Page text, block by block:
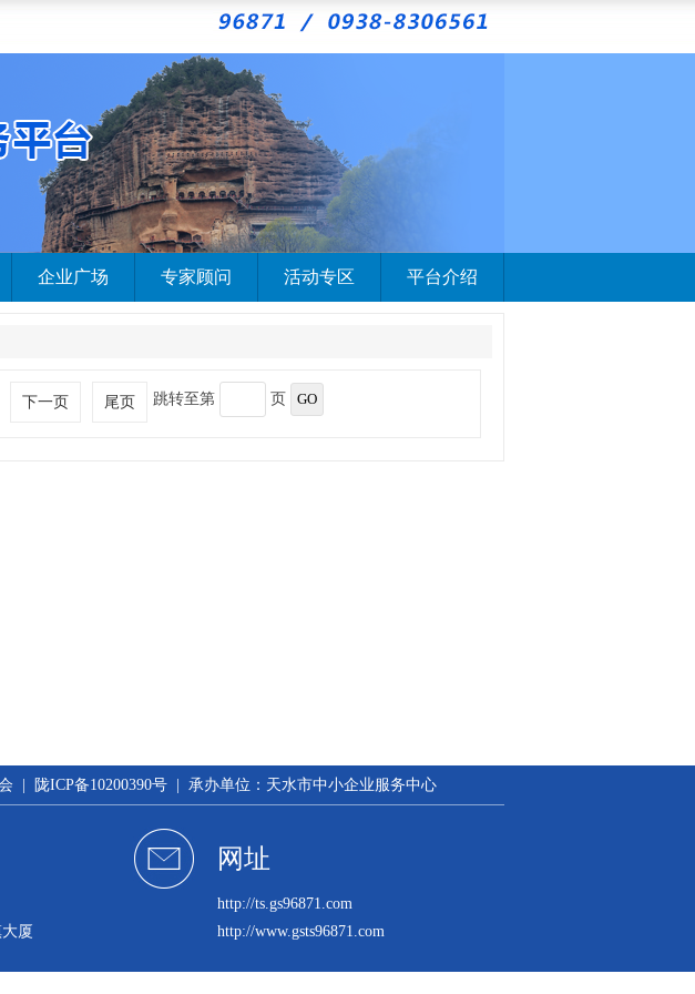
企业广场 专家顾问 活动专区 平台介绍
下一页 尾页 跳转至第 页
| 陇ICP备10200390号 | 承办单位：天水市中小企业服务中心
厦
网址
http://ts.gs96871.com
http://www.gsts96871.com